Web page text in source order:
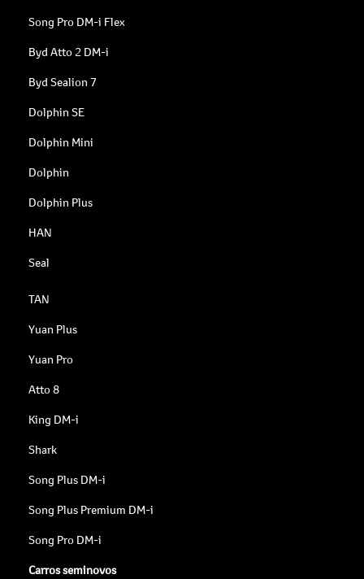
Song Pro DM-i Flex
Byd Atto 2 DM-i
Byd Sealion 7
Dolphin SE
Dolphin Mini
Dolphin
Dolphin Plus
HAN
Seal
TAN
Yuan Plus
Yuan Pro
Atto 8
King DM-i
Shark
Song Plus DM-i
Song Plus Premium DM-i
Song Pro DM-i
Carros seminovos